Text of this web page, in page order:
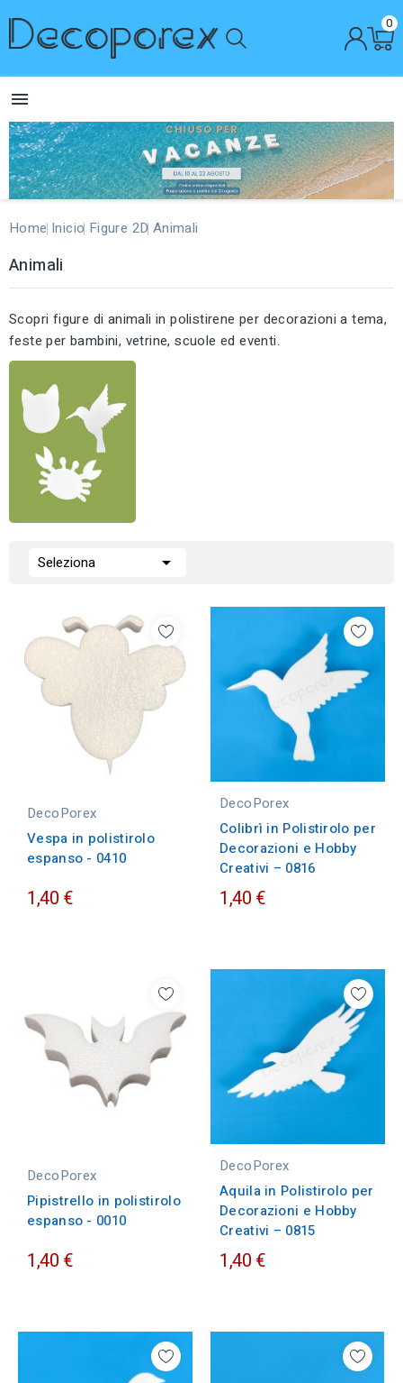
0

Home Inicio Figure 2D Animali
Animali
Scopri figure di animali in polistirene per decorazioni a tema,
feste per bambini, vetrine, scuole ed eventi.
Seleziona 
DecoPorex
Vespa in polistirolo
espanso - 0410
1,40 €
DecoPorex
Colibrì in Polistirolo per
Decorazioni e Hobby
Creativi – 0816
1,40 €
DecoPorex
Pipistrello in polistirolo
espanso - 0010
1,40 €
DecoPorex
Aquila in Polistirolo per
Decorazioni e Hobby
Creativi – 0815
1,40 €